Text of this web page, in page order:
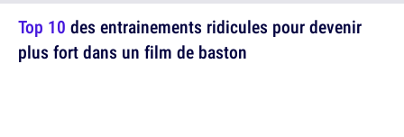
Top 10 des entrainements ridicules pour devenir
plus fort dans un film de baston